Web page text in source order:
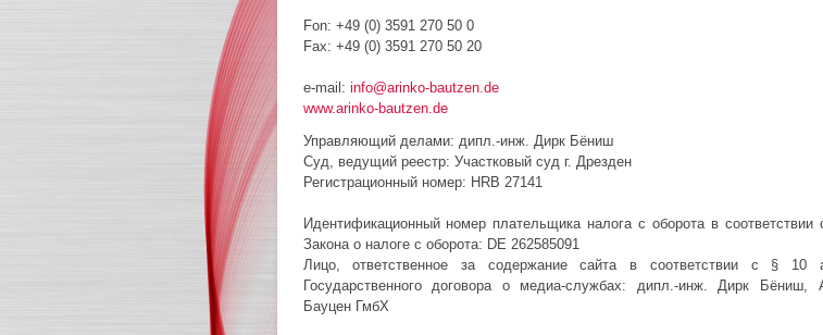
Fon: +49 (0) 3591 270 50 0
Fax: +49 (0) 3591 270 50 20
e-mail: info@arinko-bautzen.de
www.arinko-bautzen.de
Управляющий делами: дипл.-инж. Дирк Бëниш
Суд, ведущий реестр: Участковый суд г. Дрезден
Регистрационный номер: HRB 27141
Идентификационный номер плательщика налога с оборота в
Закона о налоге с оборота: DE 262585091
Лицо, ответственное за содержание сайта в соответствии с § 10
Государственного договора о медиа-службах: дипл.-инж. Дирк
Бауцен ГмбХ